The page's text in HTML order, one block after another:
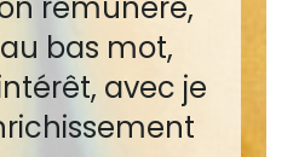
rémunéré,
bas mot,
avec je